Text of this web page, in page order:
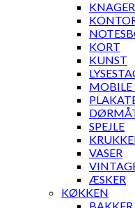
KORT
KUNST
MOBILE
SPEJLE
VASER
ÆSKER
KØKKEN